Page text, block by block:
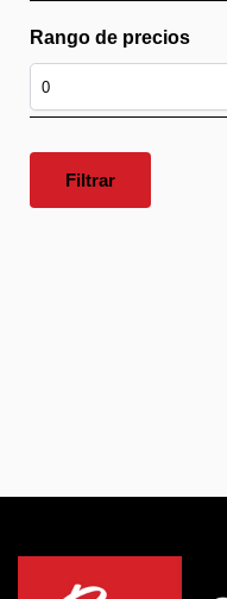
Rango de precios
Filtrar